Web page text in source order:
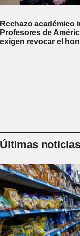
Rechazo académico
Profesores de
exigen revocar el
Últimas noticias